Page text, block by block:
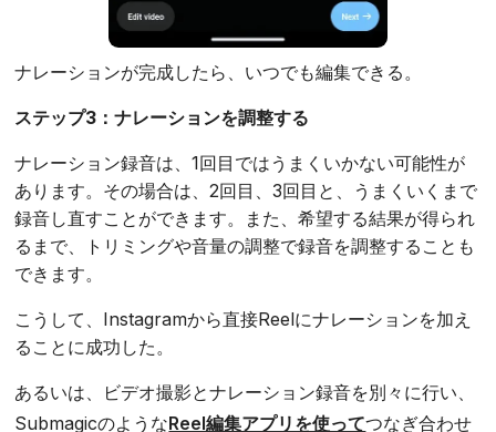
ナレーションが完成したら、いつでも編集できる。
ステップ3：ナレーションを調整する
ナレーション録音は、1回目ではうまくいかない可能性が
あります。その場合は、2回目、3回目と、うまくいくまで
録音し直すことができます。また、希望する結果が得られ
るまで、トリミングや音量の調整で録音を調整することも
できます。
こうして、Instagramから直接Reelにナレーションを加え
ることに成功した。
あるいは、ビデオ撮影とナレーション録音を別々に行い、
SubmagicのようなReel編集アプリを使ってつなぎ合わせ